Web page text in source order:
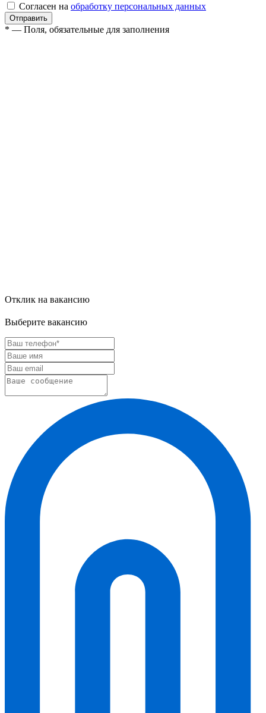
Согласен на обработку персональных данных
* — Поля, обязательные для заполнения
Отклик на вакансию
Выберите вакансию